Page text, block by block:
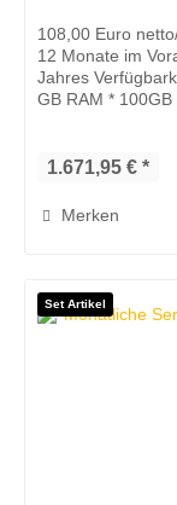
108,00 Euro
12 Monate im
Jahres
GB RAM *
1.671,95 € *
Merken
Set Artikel